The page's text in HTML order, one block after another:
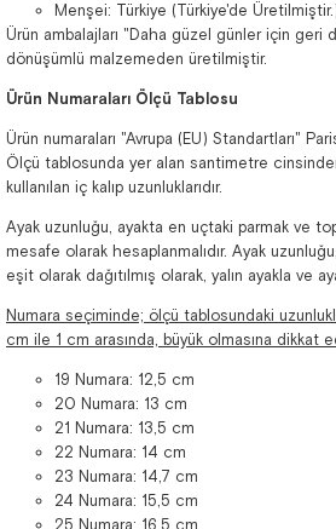
Menşei: Türkiye (Türkiye'de
Ürün ambalajları "Daha güzel günler için geri
dönüşümlü malzemeden üretilmiştir.
Ürün Numaraları Ölçü Tablosu
Ürün numaraları "Avrupa (EU) Standartları"
Ölçü tablosunda yer alan santimetre
kullanılan iç kalıp uzunluklarıdır.
Ayak uzunluğu, ayakta en uçtaki parmak ve
mesafe olarak hesaplanmalıdır. Ayak
eşit olarak dağıtılmış olarak, yalın ayakla ve
Numara seçiminde; ölçü tablosundaki
cm ile 1 cm arasında, büyük olmasına dikkat
19 Numara: 12,5 cm
20 Numara: 13 cm
21 Numara: 13,5 cm
22 Numara: 14 cm
23 Numara: 14,7 cm
24 Numara: 15,5 cm
25 Numara: 16,5 cm